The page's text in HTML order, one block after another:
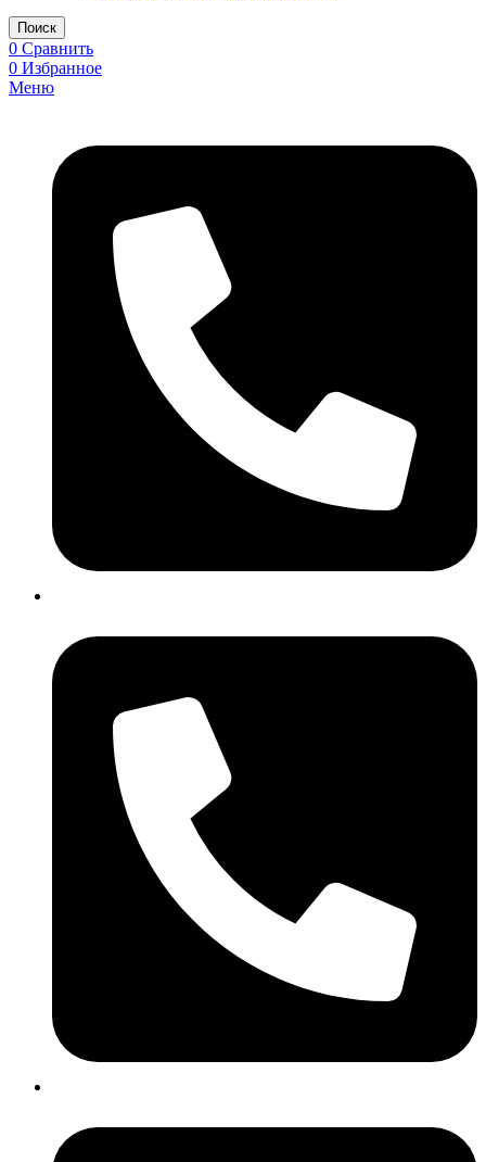
Поиск
0 Сравнить
0 Избранное
Меню